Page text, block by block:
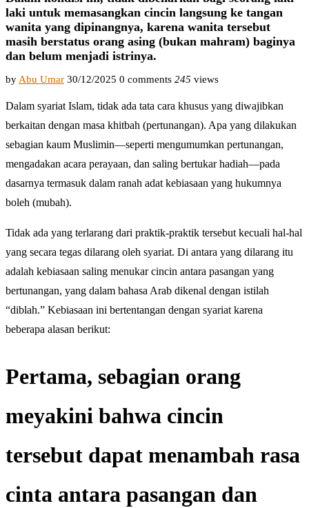
laki untuk memasangkan cincin langsung ke tangan
wanita yang dipinangnya, karena wanita tersebut
masih berstatus orang asing (bukan mahram) baginya
dan belum menjadi istrinya.
by Abu Umar 30/12/2025 0 comments 245 views
Dalam syariat Islam, tidak ada tata cara khusus yang diwajibkan
berkaitan dengan masa khitbah (pertunangan). Apa yang dilakukan
sebagian kaum Muslimin—seperti mengumumkan pertunangan,
mengadakan acara perayaan, dan saling bertukar hadiah—pada
dasarnya termasuk dalam ranah adat kebiasaan yang hukumnya
boleh (mubah).
Tidak ada yang terlarang dari praktik-praktik tersebut kecuali hal-hal
yang secara tegas dilarang oleh syariat. Di antara yang dilarang itu
adalah kebiasaan saling menukar cincin antara pasangan yang
bertunangan, yang dalam bahasa Arab dikenal dengan istilah
“diblah.” Kebiasaan ini bertentangan dengan syariat karena
beberapa alasan berikut:
Pertama, sebagian orang
meyakini bahwa cincin
tersebut dapat menambah rasa
cinta antara pasangan dan